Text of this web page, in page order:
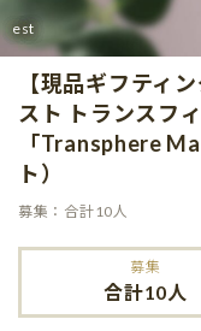
est
【現品ギフティ
スト トランスフ
「Transphere
ト）
募集：合計10人
募集
合計10人